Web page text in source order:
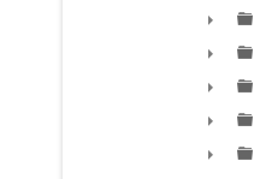
►
►
►
►
►